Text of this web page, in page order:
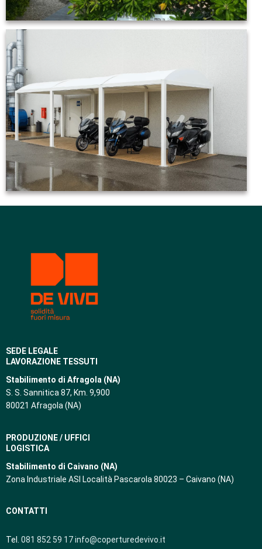
SEDE LEGALE
LAVORAZIONE TESSUTI
Stabilimento di Afragola (NA)
S. S. Sannitica 87, Km. 9,900
80021 Afragola (NA)
PRODUZIONE / UFFICI
LOGISTICA
Stabilimento di Caivano (NA)
Zona Industriale ASI Località Pascarola 80023 – Caivano (NA)
CONTATTI
Tel. 081 852 59 17info@coperturedevivo.it